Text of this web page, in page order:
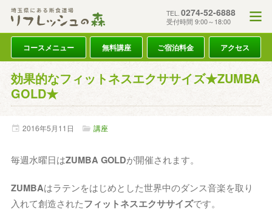
TEL. 0274-52-6888
受付時間 9:00～18:00
コースメニュー 無料講座 ご宿泊料金 アクセス
効果的なフィットネスエクササイズ★ZUMBA
GOLD★
2016年5月11日 講座
毎週水曜日はZUMBA GOLDが開催されます。
ZUMBAはラテンをはじめとした世界中のダンス音楽を取り
入れて創造されたフィットネスエクササイズです。